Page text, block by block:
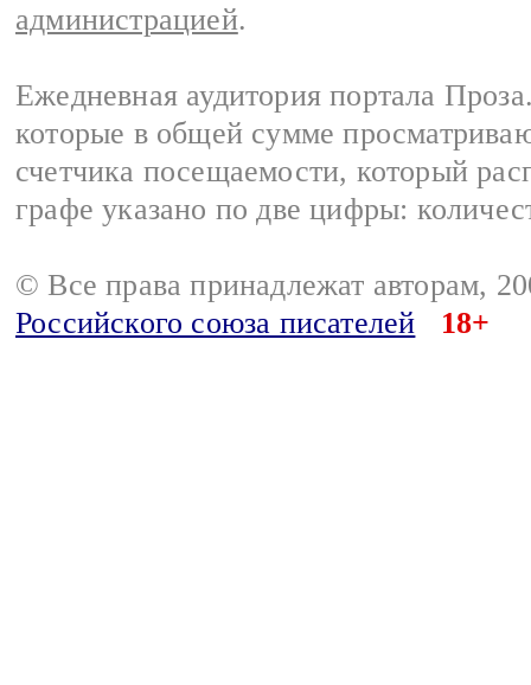
администрацией.
Ежедневная аудитория портала
которые в общей сумме
счетчика посещаемости, который
графе указано по две цифры:
© Все права принадлежат авторам,
Российского союза писателей
18+